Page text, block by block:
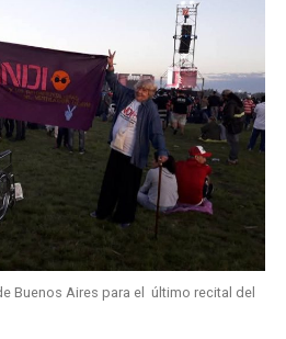
Buenos Aires para el último recital del